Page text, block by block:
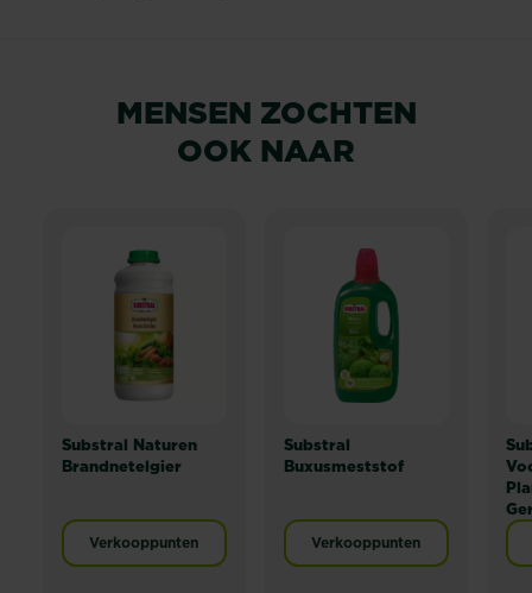
MENSEN ZOCHTEN
OOK NAAR
Substral Naturen
Brandnetelgier
Verkooppunten
Substral
Buxusmeststof
Verkooppunten